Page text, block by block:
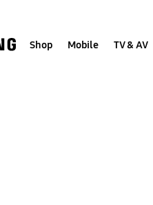
Shop Mobile TV & AV